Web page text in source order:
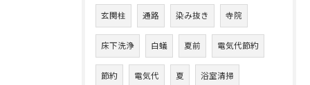
玄関柱 通路 染み抜き 寺院
床下洗浄 白蟻 夏前 電気代節約
節約 電気代 夏 浴室清掃